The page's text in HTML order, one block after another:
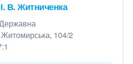
В. Житниченка
104/2